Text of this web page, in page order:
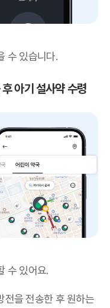
수 있습니다.
아기 설사약 수령
수 있어요.
전을 전송한 후 원하는